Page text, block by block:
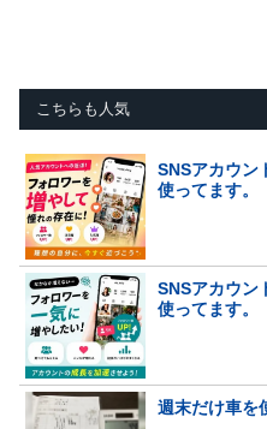
こちらも人気
SNSアカウン
使ってます。
SNSアカウン
使ってます。
週末だけ車を